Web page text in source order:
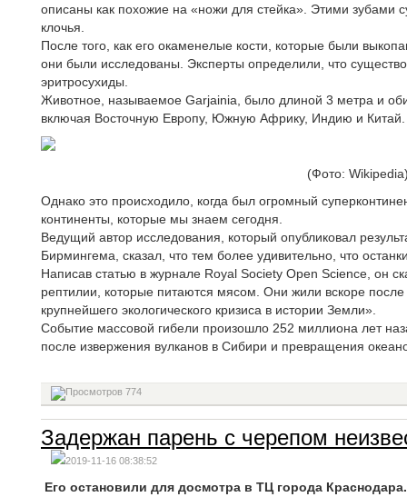
описаны как похожие на «ножи для стейка». Этими зубами
клочья.
После того, как его окаменелые кости, которые были
они были исследованы. Эксперты определили, что
эритросухиды.
Животное, называемое Garjainia, было длиной 3 метра и
включая Восточную Европу, Южную Африку, Индию и Китай.
(Фото:
Однако это происходило, когда был огромный
континенты, которые мы знаем сегодня.
Ведущий автор исследования, который опубликовал
Бирмингема, сказал, что тем более удивительно, что
Написав статью в журнале Royal Society Open Science, он
рептилии, которые питаются мясом. Они жили вскоре
крупнейшего экологического кризиса в истории Земли».
Событие массовой гибели произошло 252 миллиона лет
после извержения вулканов в Сибири и превращения
774
Задержан парень с черепом
2019-11-16 08:38:52
Его остановили для досмотра в ТЦ города